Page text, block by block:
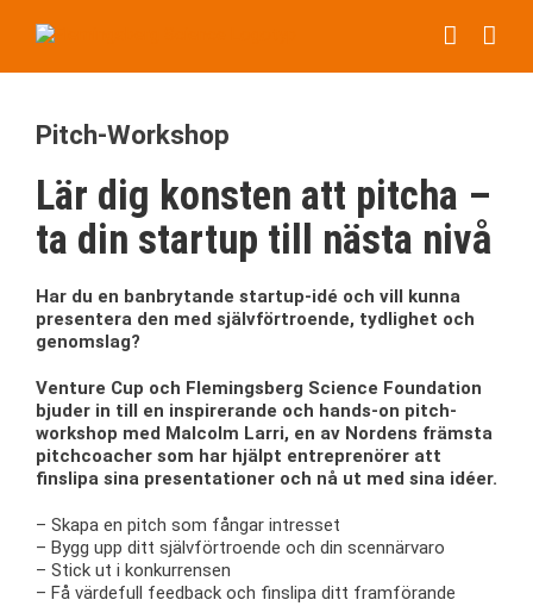
Pitch-Workshop
Lär dig konsten att pitcha –
ta din startup till nästa nivå
Har du en banbrytande startup-idé och vill kunna
presentera den med självförtroende, tydlighet och
genomslag?
Venture Cup och Flemingsberg Science Foundation
bjuder in till en inspirerande och hands-on pitch-
workshop med Malcolm Larri, en av Nordens främsta
pitchcoacher som har hjälpt entreprenörer att
finslipa sina presentationer och nå ut med sina idéer.
– Skapa en pitch som fångar intresset
– Bygg upp ditt självförtroende och din scennärvaro
– Stick ut i konkurrensen
– Få värdefull feedback och finslipa ditt framförande